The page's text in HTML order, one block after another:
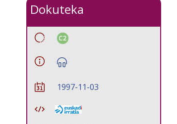
Dokuteka
C2
1997-11-03